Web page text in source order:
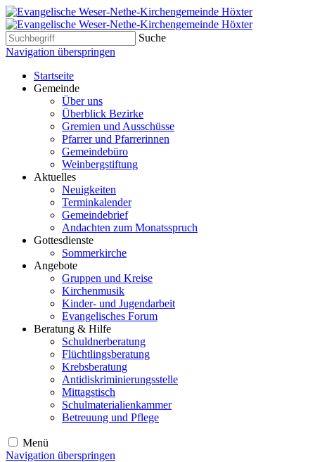
Suche
Navigation überspringen
Startseite
Gemeinde
Über uns
Überblick Bezirke
Gremien und Ausschüsse
Pfarrer und Pfarrerinnen
Gemeindebüro
Weinbergstiftung
Aktuelles
Neuigkeiten
Terminkalender
Gemeindebrief
Andachten zum Monatsspruch
Gottesdienste
Sommerkirche
Angebote
Gruppen und Kreise
Kirchenmusik
Kinder- und Jugendarbeit
Evangelisches Forum
Beratung & Hilfe
Schuldnerberatung
Flüchtlingsberatung
Krebsberatung
Antidiskriminierungsstelle
Mittagstisch
Schulmaterialienkammer
Betreuung und Pflege
Menü
Navigation überspringen